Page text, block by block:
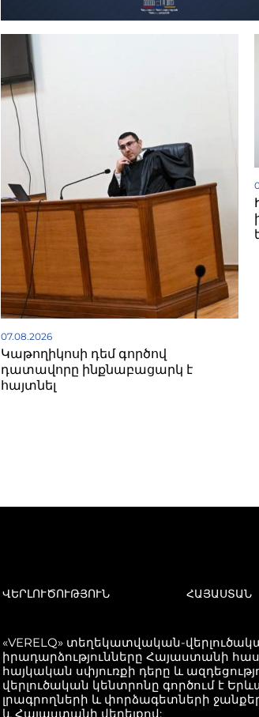
07.08.2026
Կաթողիկոսի դեմ գործով
դատավորը ինքնաբացարկ է
հայտնել
ՎԵՐԼՈՒԾՈՒԹՅՈՒՆ ՀԱՅԱՍՏԱՆ
«VERELQ» տեղեկատվական-
իրադարձությունները Հայաստանի
հայկական սփյուռքի դերը և
վերլուծական կենտրոնը գործում է
լրագրողների և փորձագետների
և Հայաստանի վերելքով: